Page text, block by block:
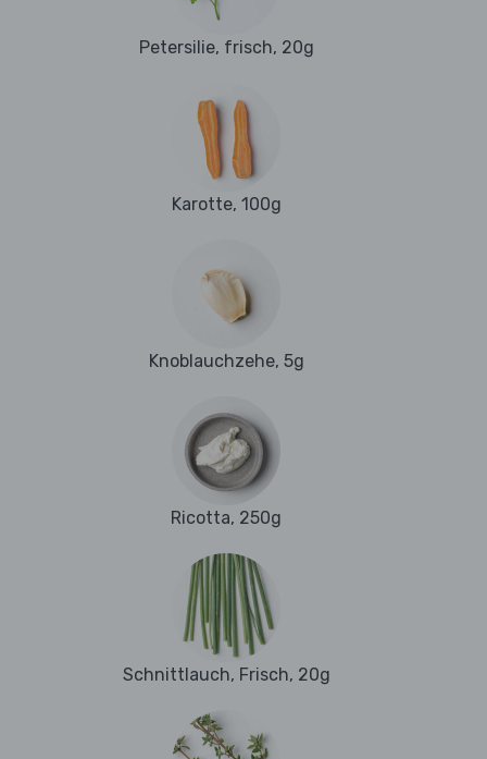
Petersilie, frisch, 20g
Karotte, 100g
Knoblauchzehe, 5g
Ricotta, 250g
Schnittlauch, Frisch, 20g